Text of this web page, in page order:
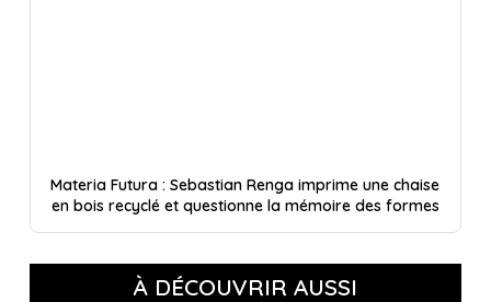
Materia Futura : Sebastian Renga imprime une chaise
en bois recyclé et questionne la mémoire des formes
À DÉCOUVRIR AUSSI